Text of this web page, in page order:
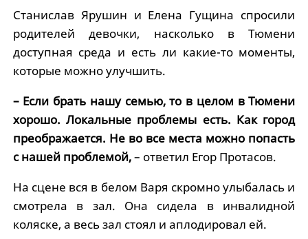
Станислав Ярушин и Елена Гущина спросили
родителей девочки, насколько в Тюмени
доступная среда и есть ли какие-то моменты,
которые можно улучшить.
– Если брать нашу семью, то в целом в Тюмени
хорошо. Локальные проблемы есть. Как город
преображается. Не во все места можно попасть
с нашей проблемой,– ответил Егор Протасов.
На сцене вся в белом Варя скромно улыбалась и
смотрела в зал. Она сидела в инвалидной
коляске, а весь зал стоял и аплодировал ей.